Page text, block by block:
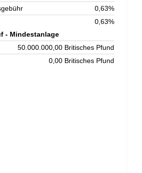
0,63%
0,63%
- Mindestanlage
50.000.000,00 Britisches Pfund
0,00 Britisches Pfund